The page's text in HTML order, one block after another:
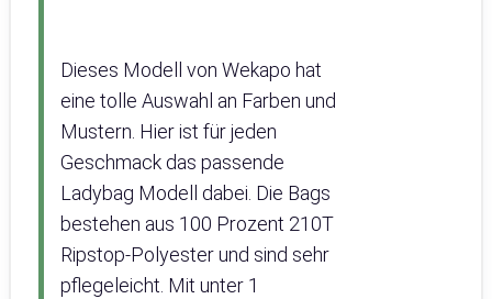
Dieses Modell von Wekapo hat
eine tolle Auswahl an Farben und
Mustern. Hier ist für jeden
Geschmack das passende
Ladybag Modell dabei. Die Bags
bestehen aus 100 Prozent 210T
Ripstop-Polyester und sind sehr
pflegeleicht. Mit unter 1